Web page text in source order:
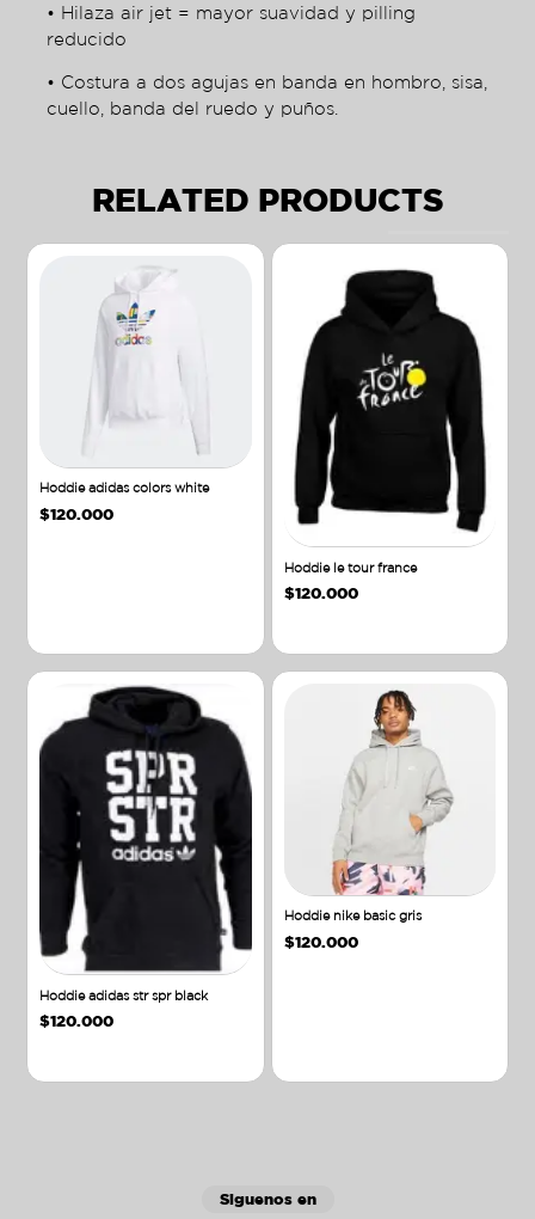
• Hilaza air jet = mayor suavidad y pilling
reducido
• Costura a dos agujas en banda en hombro, sisa,
cuello, banda del ruedo y puños.
RELATED PRODUCTS
Hoddie adidas colors white
$120.000
Hoddie le tour france
$120.000
Hoddie adidas str spr black
$120.000
Hoddie nike basic gris
$120.000
Siguenos en